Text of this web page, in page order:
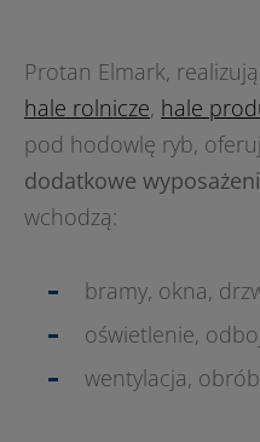
Protan Elmark,
hale rolnicze, hale
pod hodowlę ryb,
dodatkowe
wchodzą:
bramy, okna,
oświetlenie,
wentylacja,